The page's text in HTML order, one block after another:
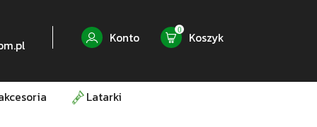
Konto 0 Koszyk
Latarki